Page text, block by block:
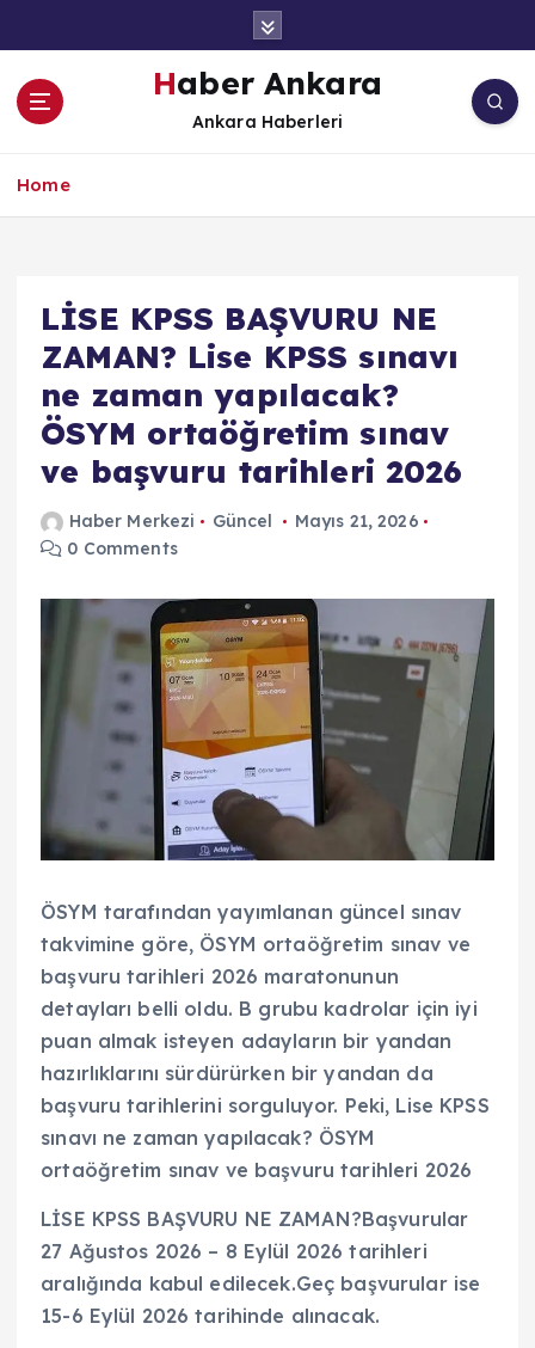
Haber Ankara
Ankara Haberleri
Home
LİSE KPSS BAŞVURU NE
ZAMAN? Lise KPSS sınavı
ne zaman yapılacak?
ÖSYM ortaöğretim sınav
ve başvuru tarihleri 2026
Haber Merkezi Güncel
Mayıs 21, 2026
0 Comments
ÖSYM tarafından yayımlanan güncel sınav
takvimine göre, ÖSYM ortaöğretim sınav ve
başvuru tarihleri 2026 maratonunun
detayları belli oldu. B grubu kadrolar için iyi
puan almak isteyen adayların bir yandan
hazırlıklarını sürdürürken bir yandan da
başvuru tarihlerini sorguluyor. Peki, Lise KPSS
sınavı ne zaman yapılacak? ÖSYM
ortaöğretim sınav ve başvuru tarihleri 2026
LİSE KPSS BAŞVURU NE ZAMAN?Başvurular
27 Ağustos 2026 – 8 Eylül 2026 tarihleri
aralığında kabul edilecek.Geç başvurular ise
15-6 Eylül 2026 tarihinde alınacak.